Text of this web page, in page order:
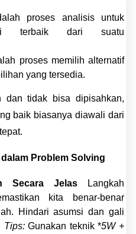
proses analisis untuk
terbaik dari suatu
proses memilih alternatif
yang tersedia.
dan tidak bisa dipisahkan,
baik biasanya diawali dari
Problem Solving
Secara Jelas
Langkah
kita benar-benar
Hindari asumsi dan gali
Tips:Gunakan teknik *5W +